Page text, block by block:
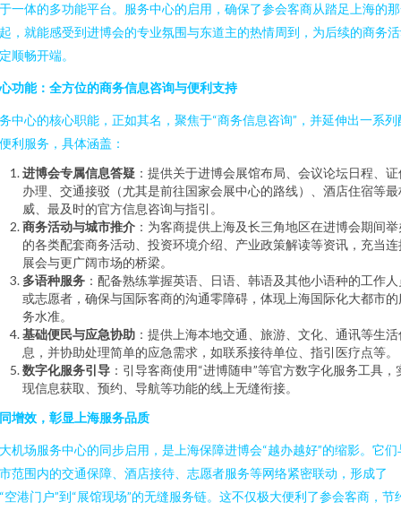
一体的多功能平台。服务中心的启用，确保了参会客商从踏足上海的
，就能感受到进博会的专业氛围与东道主的热情周到，为后续的商务
顺畅开端。
功能：全方位的商务信息咨询与便利支持
中心的核心职能，正如其名，聚焦于“商务信息咨询”，并延伸出一系列
利服务，具体涵盖：
进博会专属信息答疑 ：提供关于进博会展馆布局、会议论坛日程、
办理、交通接驳（尤其是前往国家会展中心的路线）、酒店住宿等最
威、最及时的官方信息咨询与指引。
商务活动与城市推介 ：为客商提供上海及长三角地区在进博会期间
的各类配套商务活动、投资环境介绍、产业政策解读等资讯，充当连
展会与更广阔市场的桥梁。
多语种服务 ：配备熟练掌握英语、日语、韩语及其他小语种的工作人
或志愿者，确保与国际客商的沟通零障碍，体现上海国际化大都市的
务水准。
基础便民与应急协助 ：提供上海本地交通、旅游、文化、通讯等生
息，并协助处理简单的应急需求，如联系接待单位、指引医疗点等。
数字化服务引导 ：引导客商使用“进博随申”等官方数字化服务工具，
现信息获取、预约、导航等功能的线上无缝衔接。
增效，彰显上海服务品质
机场服务中心的同步启用，是上海保障进博会“越办越好”的缩影。它们
范围内的交通保障、酒店接待、志愿者服务等网络紧密联动，形成了
空港门户”到“展馆现场”的无缝服务链。这不仅极大便利了参会客商，节